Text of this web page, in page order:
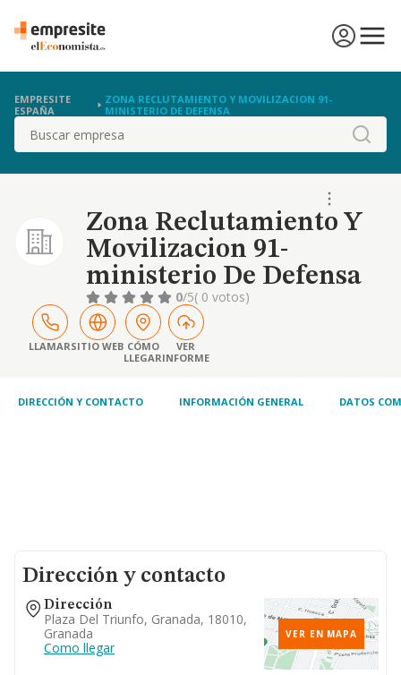
EMPRESITE
ESPAÑA
ZONA RECLUTAMIENTO Y MOVILIZACION 91-
MINISTERIO DE DEFENSA
Buscar
Zona Reclutamiento Y
Movilizacion 91-
ministerio De Defensa
0/5( 0 votos)
LLAMARSITIO WEB CÓMO
LLEGAR
VER
INFORME
DIRECCIÓN Y CONTACTO INFORMACIÓN GENERAL DATOS
Dirección y contacto
Dirección
Plaza Del Triunfo, Granada, 18010,
Granada
Como llegar
VER EN MAPA